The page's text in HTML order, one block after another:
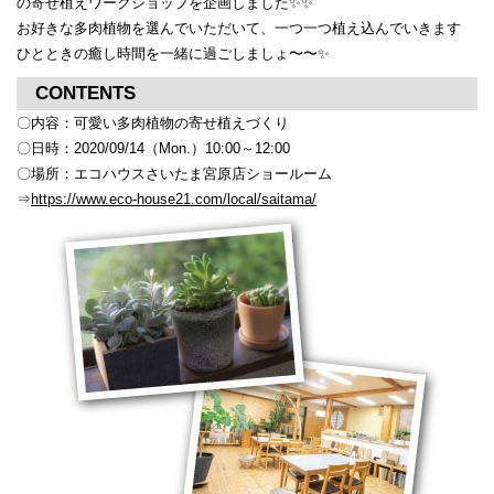
お好きな多肉植物を選んでいただいて、一つ一つ植え込んでいきます
ひとときの癒し時間を一緒に過ごしましょ〜〜✨
CONTENTS
〇内容：可愛い多肉植物の寄せ植えづくり
〇日時：2020/09/14（Mon.）10:00～12:00
〇場所：エコハウスさいたま宮原店ショールーム
⇒ https://www.eco-house21.com/local/saitama/